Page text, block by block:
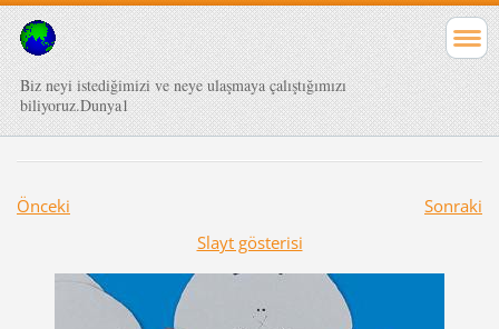
Biz neyi istediğimizi ve neye ulaşmaya çalıştığımızı
biliyoruz.Dunya1
Önceki
Sonraki
Slayt gösterisi